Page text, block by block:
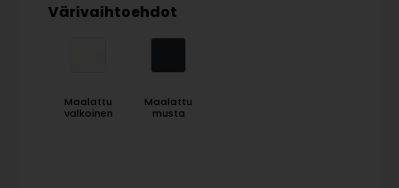
Värivaihtoehdot
Maalattu
valkoinen
Maalattu
musta